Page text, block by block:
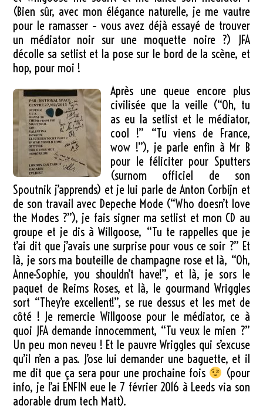
(Bien sûr, avec mon élégance naturelle, je me vautre
pour le ramasser – vous avez déjà essayé de trouver
un médiator noir sur une moquette noire ?) JFA
décolle sa setlist et la pose sur le bord de la scène, et
hop, pour moi !
Après une queue encore plus
civilisée que la veille (“Oh, tu
as eu la setlist et le médiator,
cool !” “Tu viens de France,
wow !”), je parle enfin à Mr B
pour le féliciter pour Sputters
(surnom officiel de son
Spoutnik j’apprends) et je lui parle de Anton Corbijn et
de son travail avec Depeche Mode (“Who doesn’t love
the Modes ?”), je fais signer ma setlist et mon CD au
groupe et je dis à Willgoose, “Tu te rappelles que je
t’ai dit que j’avais une surprise pour vous ce soir ?” Et
là, je sors ma bouteille de champagne rose et là, “Oh,
Anne-Sophie, you shouldn’t have!”, et là, je sors le
paquet de Reims Roses, et là, le gourmand Wriggles
sort “They’re excellent!”, se rue dessus et les met de
côté ! Je remercie Willgoose pour le médiator, ce à
quoi JFA demande innocemment, “Tu veux le mien ?”
Un peu mon neveu ! Et le pauvre Wriggles qui s’excuse
qu’il n’en a pas. J’ose lui demander une baguette, et il
me dit que ça sera pour une prochaine fois
(pour
info, je l’ai ENFIN eue le 7 février 2016 à Leeds via son
adorable drum tech Matt).